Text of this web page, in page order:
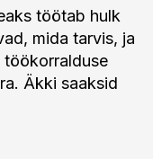
töötab hulk
mida tarvis, ja
töökorralduse
Äkki saaksid